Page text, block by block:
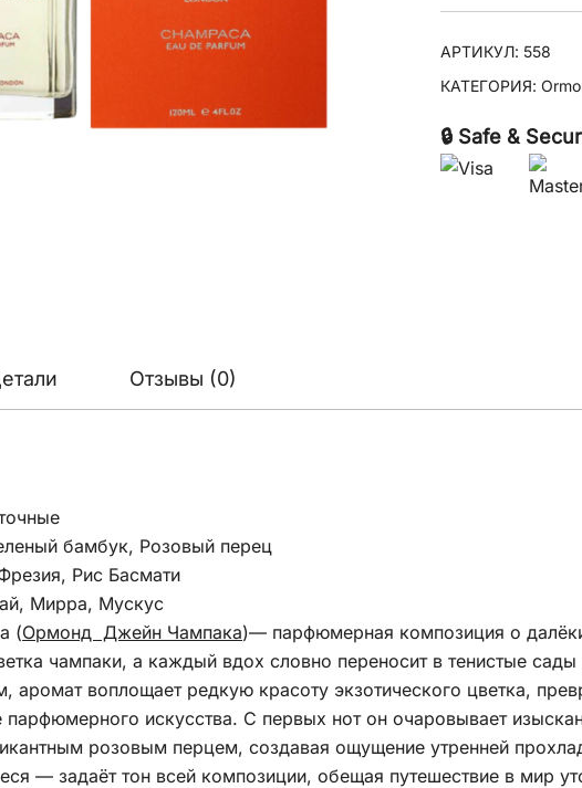
Jayne
АРТИКУЛ: 558
КАТЕГОРИЯ:
🔒 Safe &
Отзывы (0)
бамбук, Розовый перец
Рис Басмати
Мирра, Мускус
(Ормонд Джейн Чампака)— парфюмерная композиция о
чампаки, а каждый вдох словно переносит в тенистые
воплощает редкую красоту экзотического цветка,
парфюмерного искусства. С первых нот он очаровывает
розовым перцем, создавая ощущение утренней
— задаёт тон всей композиции, обещая путешествие в мир